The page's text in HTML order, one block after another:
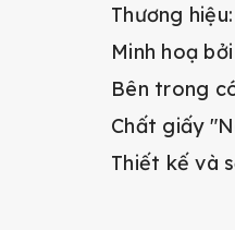
Thương
Minh hoạ
Bên trong
Chất giấy
Thiết kế và